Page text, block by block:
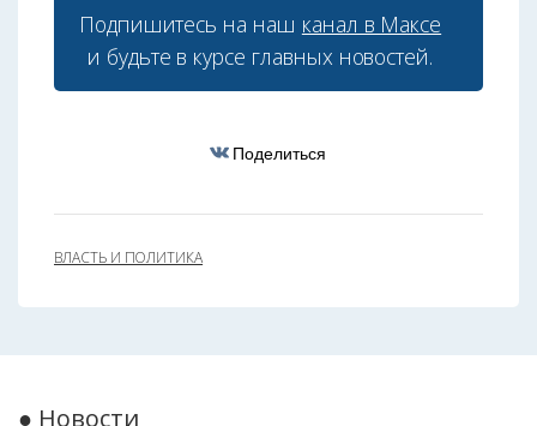
Подпишитесь на наш канал в Максе
и будьте в курсе главных новостей.
Поделиться
ВЛАСТЬ И ПОЛИТИКА
● Новости